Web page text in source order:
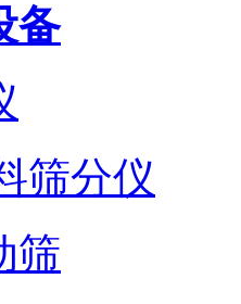
备
筛分仪
筛